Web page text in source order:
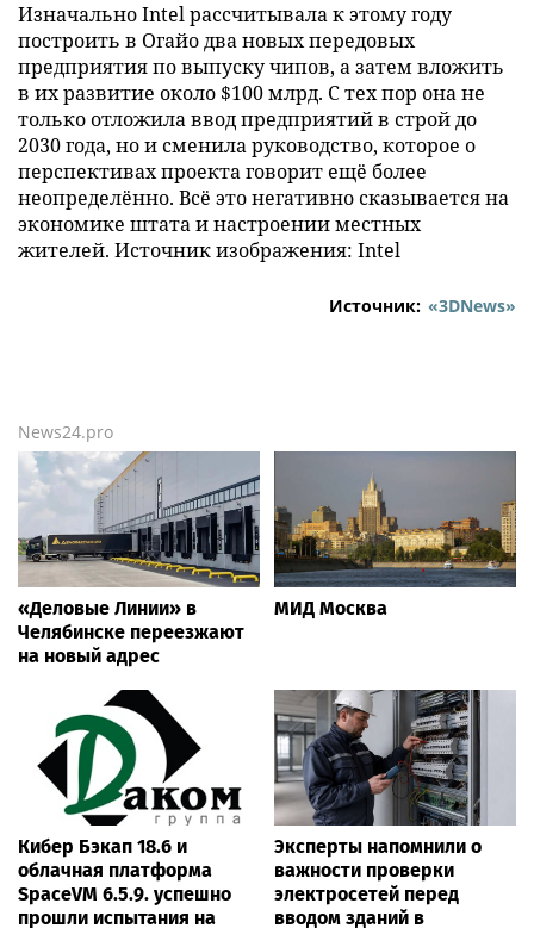
Изначально Intel рассчитывала к этому году
построить в Огайо два новых передовых
предприятия по выпуску чипов, а затем вложить
в их развитие около $100 млрд. С тех пор она не
только отложила ввод предприятий в строй до
2030 года, но и сменила руководство, которое о
перспективах проекта говорит ещё более
неопределённо. Всё это негативно сказывается на
экономике штата и настроении местных
жителей. Источник изображения: Intel
Источник: «3DNews»
News24.pro
«Деловые Линии» в
Челябинске переезжают
на новый адрес
МИД Москва
Кибер Бэкап 18.6 и
облачная платформа
SpaceVM 6.5.9. успешно
прошли испытания на
Эксперты напомнили о
важности проверки
электросетей перед
вводом зданий в